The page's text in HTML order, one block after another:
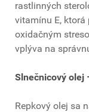
rastlinných
vitamínu E, ktorá
oxidačným
vplýva na
Slnečnicový olej
Repkový olej sa